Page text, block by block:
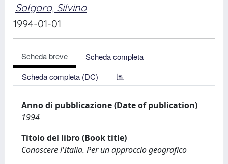
Salgaro, Silvino
1994-01-01
Scheda breve
Scheda completa
Scheda completa (DC)
Anno di pubblicazione (Date of publication)
1994
Titolo del libro (Book title)
Conoscere l'Italia. Per un approccio geografico